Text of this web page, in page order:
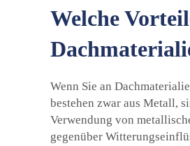
Welche
Wenn Sie an
bestehen zwar aus Metall,
Verwendung von
gegenüber